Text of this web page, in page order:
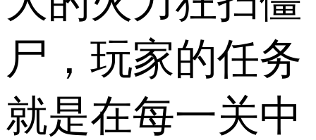
尸，玩家的任务
就是在每一关中